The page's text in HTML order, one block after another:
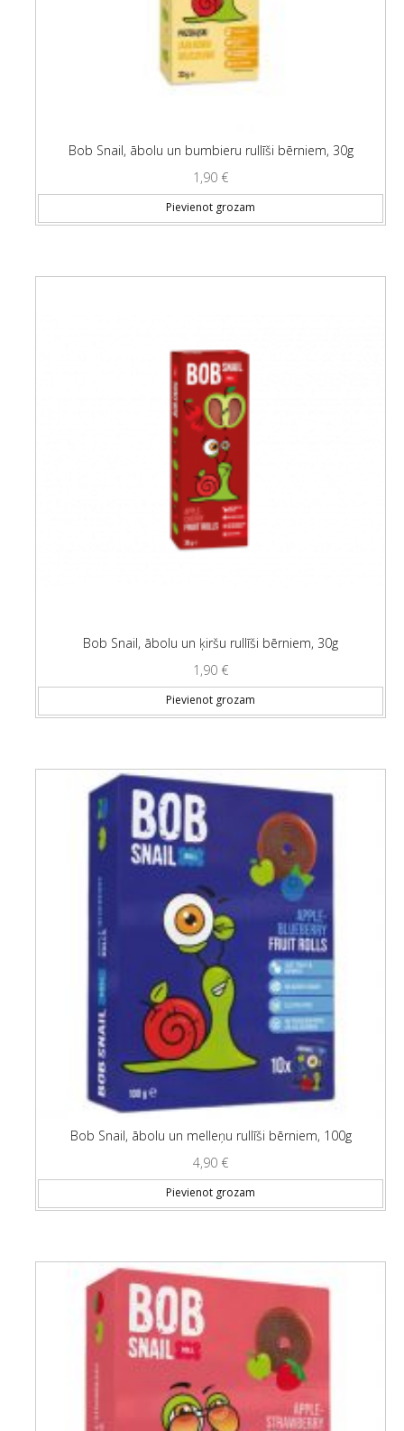
Bob Snail, ābolu un bumbieru rullīši bērniem, 30g
1,90 €
Pievienot grozam
Bob Snail, ābolu un ķiršu rullīši bērniem, 30g
1,90 €
Pievienot grozam
Bob Snail, ābolu un melleņu rullīši bērniem, 100g
4,90 €
Pievienot grozam